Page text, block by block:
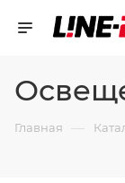
Главная —